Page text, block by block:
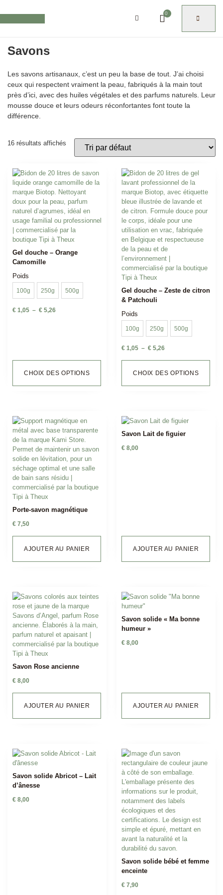
0
Savons
Les savons artisanaux, c’est un peu la base de tout. J’ai choisi
ceux qui respectent vraiment la peau, fabriqués à la main tout
près d’ici, avec des huiles végétales et des parfums naturels. Leur
mousse douce et leurs odeurs réconfortantes font toute la
différence.
16 résultats affichés
Gel douche – Orange
Camomille
Poids
100g 250g 500g
€ 1,05 – € 5,26
CHOIX DES OPTIONS
Gel douche – Zeste de citron
& Patchouli
Poids
100g 250g 500g
€ 1,05 – € 5,26
CHOIX DES OPTIONS
Porte-savon magnétique
€ 7,50
AJOUTER AU PANIER
Savon Lait de figuier
€ 8,00
AJOUTER AU PANIER
Savon Rose ancienne
€ 8,00
AJOUTER AU PANIER
Savon solide « Ma bonne
humeur »
€ 8,00
AJOUTER AU PANIER
Savon solide Abricot – Lait
d’ânesse
€ 8,00
Savon solide bébé et femme
enceinte
€ 7,90